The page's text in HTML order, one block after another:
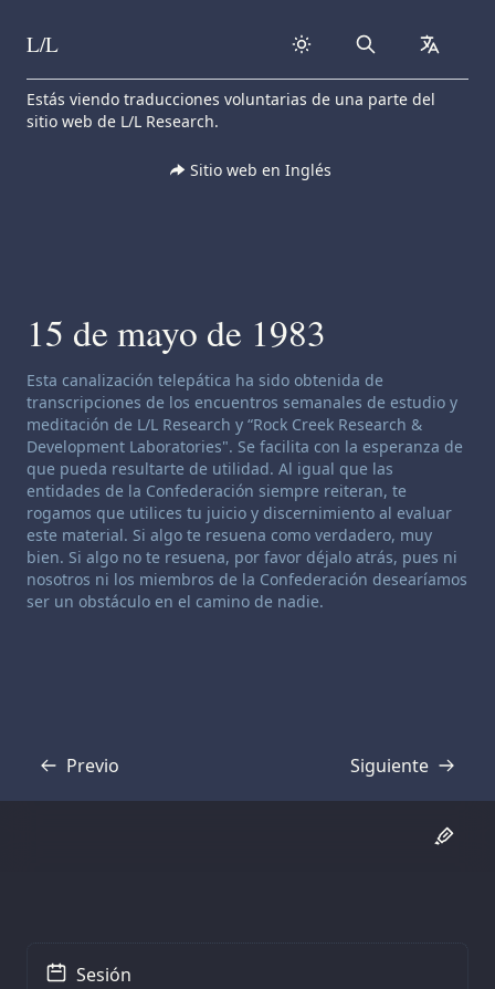
Skip to content
L/L Search
Estás viendo traducciones voluntarias de una parte del
sitio web de L/L Research.
Sitio web en Inglés
15 de mayo de 1983
Descargo de responsabilidad de canalización:
Esta canalización telepática ha sido obtenida de
transcripciones de los encuentros semanales de estudio y
meditación de L/L Research y “Rock Creek Research &
Development Laboratories". Se facilita con la esperanza de
que pueda resultarte de utilidad. Al igual que las
entidades de la Confederación siempre reiteran, te
rogamos que utilices tu juicio y discernimiento al evaluar
este material. Si algo te resuena como verdadero, muy
bien. Si algo no te resuena, por favor déjalo atrás, pues ni
nosotros ni los miembros de la Confederación desearíamos
ser un obstáculo en el camino de nadie.
Previo
Transcripción Siguiente
Transcripción
Sesión